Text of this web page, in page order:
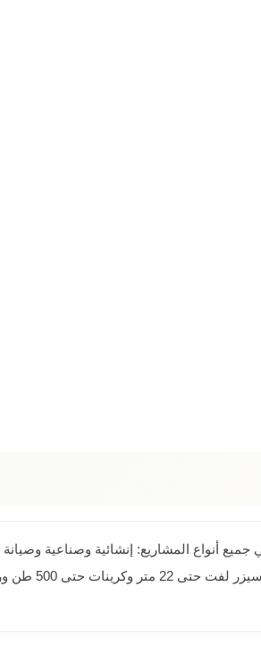
أنواع المشاريع: إنشائية وصناعية وصيانة
أسطولنا يشمل